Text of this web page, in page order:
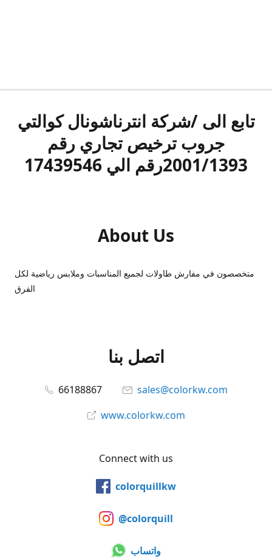
تابع الى /شركة انترناشونال كوالتي
جروب ترخيص تجاري رقم
2001/1393رقم الي 17439546
About Us
متخصصون في مفارش طاولات لجميع المناسبات وملابس رياضية لكل
الفرق
اتصل بنا
66188867
sales@colorkw.com
www.colorkw.com
Connect with us
colorquillkw
@colorquill
واتساب